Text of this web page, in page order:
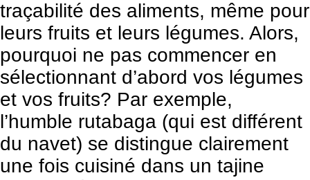
traçabilité des aliments, même pour
leurs fruits et leurs légumes. Alors,
pourquoi ne pas commencer en
sélectionnant d’abord vos légumes
et vos fruits? Par exemple,
l’humble rutabaga (qui est différent
du navet) se distingue clairement
une fois cuisiné dans un tajine